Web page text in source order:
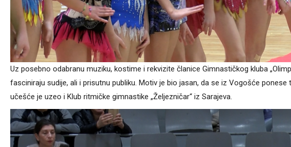
Uz posebno odabranu muziku, kostime i rekvizite članice Gimnastičkog kluba
fasciniraju sudije, ali i prisutnu publiku. Motiv je bio jasan, da se iz Vogošće ponese
učešće je uzeo i Klub ritmičke gimnastike „Željezničar“ iz Sarajeva.